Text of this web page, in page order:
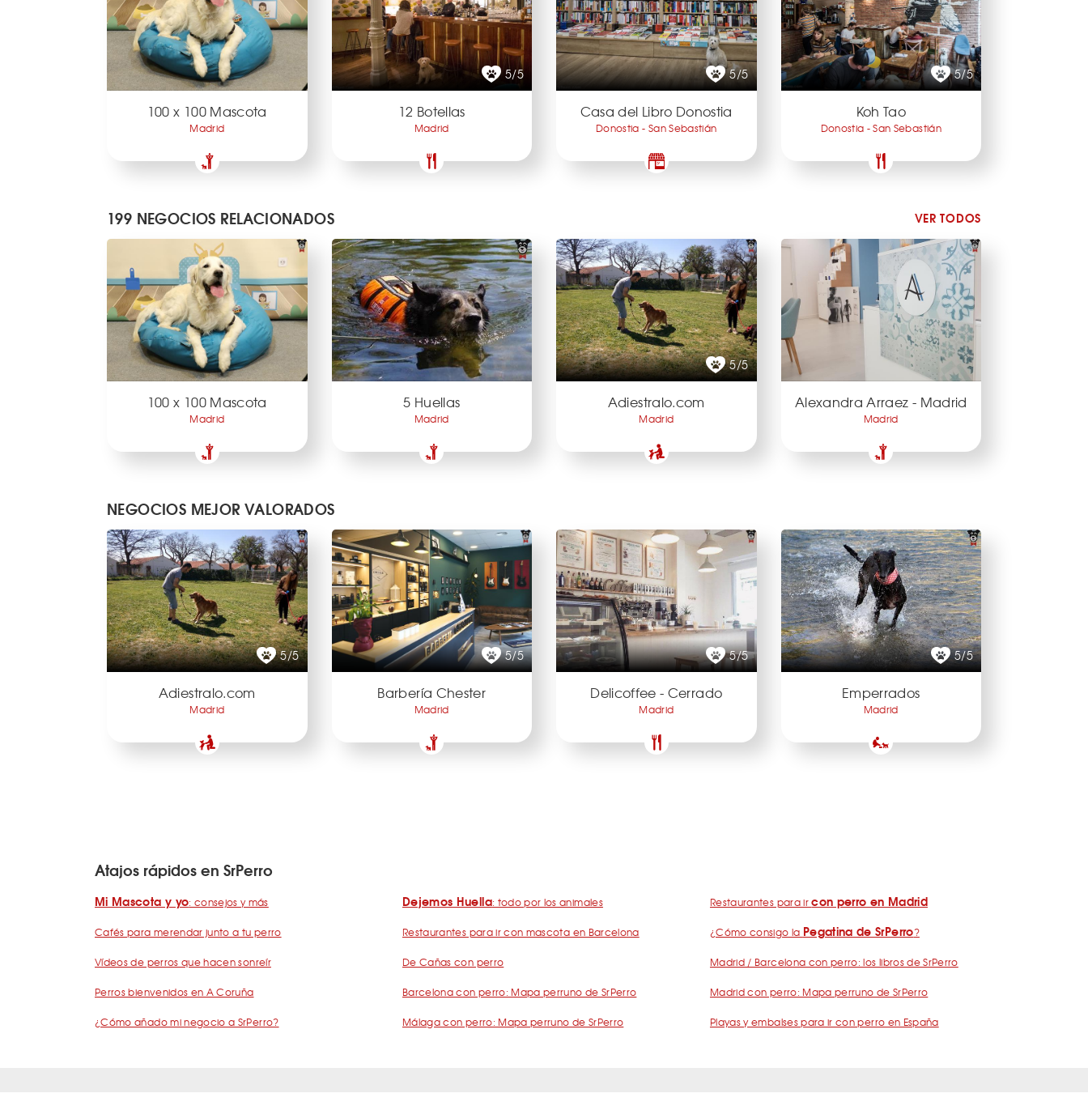
100 x 100 Mascota
Madrid
5/5
12 Botellas
Madrid
5/5
Casa del Libro Donostia
Donostia - San Sebastián
5/5
Koh Tao
Donostia - San Sebastián
199 NEGOCIOS RELACIONADOS VER TODOS
100 x 100 Mascota
Madrid
5 Huellas
Madrid
5/5
Adiestralo.com
Madrid
Alexandra Arraez - Madrid
Madrid
NEGOCIOS MEJOR VALORADOS
5/5
Adiestralo.com
Madrid
5/5
Barbería Chester
Madrid
5/5
Delicoffee - Cerrado
Madrid
5/5
Emperrados
Madrid
Atajos rápidos en SrPerro
Mi Mascota y yo: consejos y más
Cafés para merendar junto a tu perro
Vídeos de perros que hacen sonreír
Perros bienvenidos en A Coruña
¿Cómo añado mi negocio a SrPerro?
Dejemos Huella: todo por los animales
Restaurantes para ir con mascota en Barcelona
De Cañas con perro
Barcelona con perro: Mapa perruno de SrPerro
Málaga con perro: Mapa perruno de SrPerro
Restaurantes para ircon perro en Madrid
¿Cómo consigo la Pegatina de SrPerro?
Madrid / Barcelona con perro: los libros de SrPerro
Madrid con perro: Mapa perruno de SrPerro
Playas y embalses para ir con perro en España